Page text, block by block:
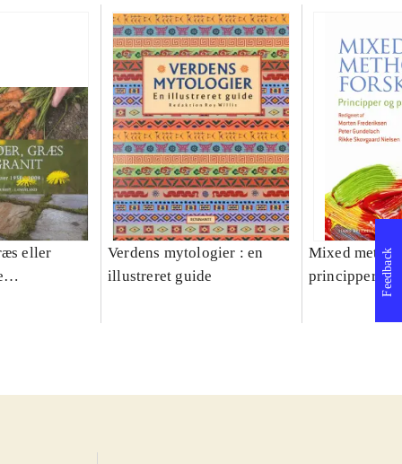
eller
Verdens mytologier : en
illustreret guide
Mixed
principper og
Feedback